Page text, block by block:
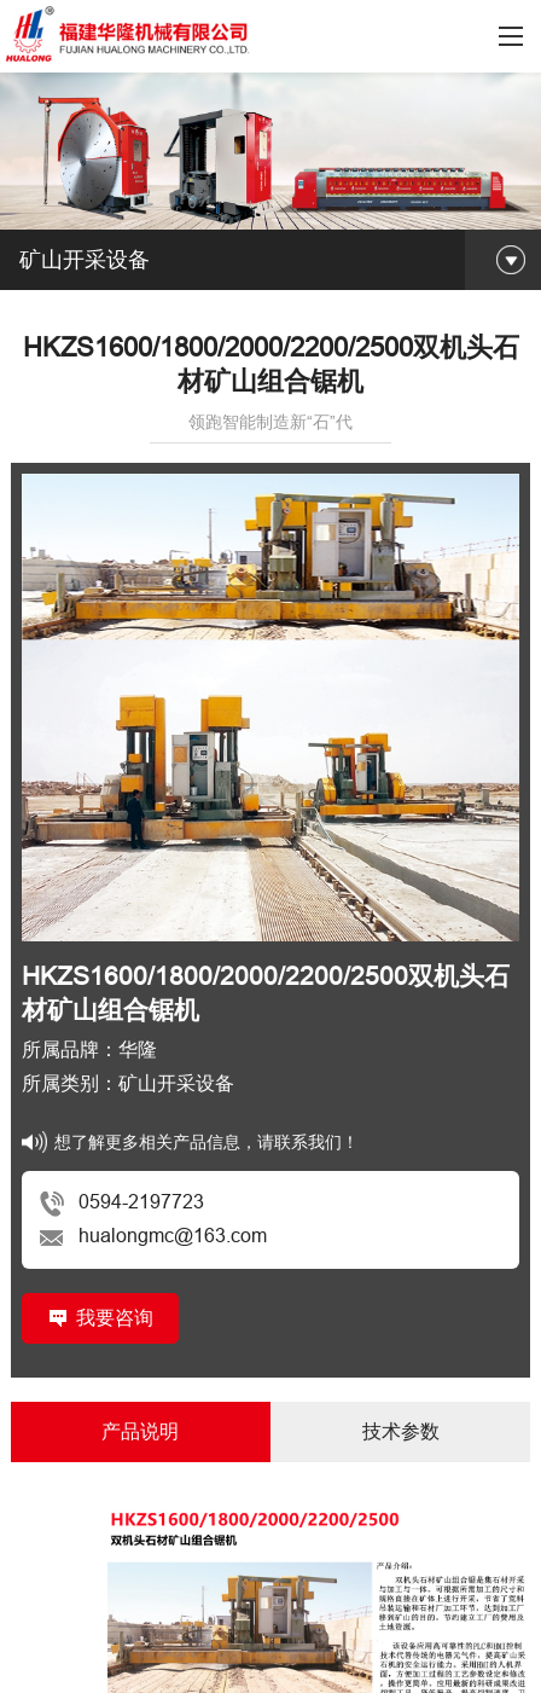
矿山开采设备
HKZS1600/1800/2000/2200/2500双机头石
材矿山组合锯机
领跑智能制造新“石”代
HKZS1600/1800/2000/2200/2500双机头石
材矿山组合锯机
所属品牌：华隆
所属类别：矿山开采设备
想了解更多相关产品信息，请联系我们！
0594-2197723
hualongmc@163.com
我要咨询
产品说明 技术参数